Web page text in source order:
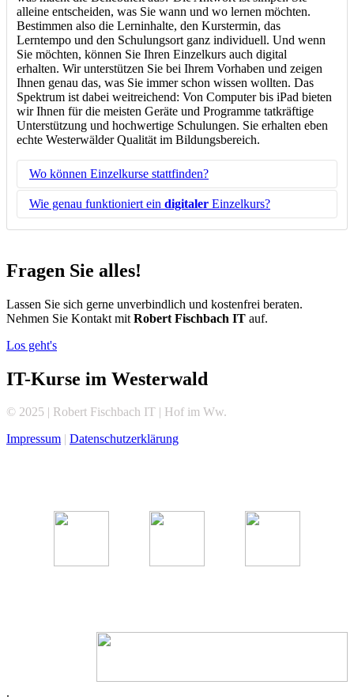
alleine entscheiden, was Sie wann und wo lernen möchten.
Bestimmen also die Lerninhalte, den Kurstermin, das
Lerntempo und den Schulungsort ganz individuell. Und wenn
Sie möchten, können Sie Ihren Einzelkurs auch digital
erhalten. Wir unterstützen Sie bei Ihrem Vorhaben und zeigen
Ihnen genau das, was Sie immer schon wissen wollten. Das
Spektrum ist dabei weitreichend: Von Computer bis iPad bieten
wir Ihnen für die meisten Geräte und Programme tatkräftige
Unterstützung und hochwertige Schulungen. Sie erhalten eben
echte Westerwälder Qualität im Bildungsbereich.
Wo können Einzelkurse stattfinden?
Einzelkurse können im Prinzip überall stattfinden: In
unserem Kursgebäude, bei Ihnen zu Hause oder sogar
Wie genau funktioniert ein digitaler Einzelkurs?
Möglichkeit, auf Ihren Computer zuzugreifen, diesen zu
steuern und Ihnen alles zu erklären. Zusätzlich besteht die
sprechen/chatten oder die Webcam zu verwenden. Alles
was Sie dazu brauchen ist ein Computer oder ein mobiles
Sie an einem digitalen Einzelkurs interessiert sind,
Fragen Sie alles!
Lassen Sie sich gerne unverbindlich und kostenfrei beraten.
Nehmen Sie Kontakt mit Robert Fischbach IT auf.
Los geht's
IT-Kurse im Westerwald
© 2025 | Robert Fischbach IT | Hof im Ww.
Impressum | Datenschutzerklärung
.